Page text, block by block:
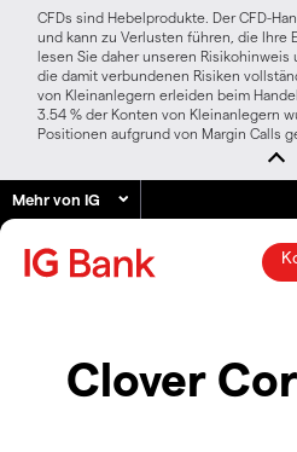
CFDs sind Hebelprodukte. Der CFD-
und kann zu Verlusten führen, die Ihre
lesen Sie daher unseren Risikohinweis
die damit verbundenen Risiken
von Kleinanlegern erleiden beim
3.54 % der Konten von Kleinanlegern
Positionen aufgrund von Margin Calls
Mehr von IG
Clover